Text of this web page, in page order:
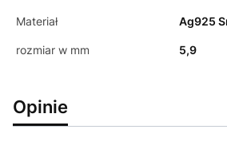
Materiał Ag925
rozmiar w mm 5,9
Opinie